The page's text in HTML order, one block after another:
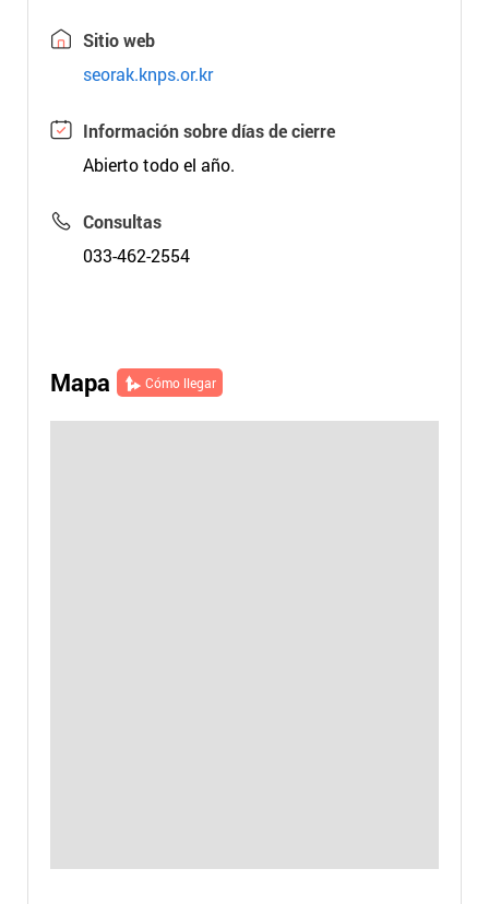
Sitio web
seorak.knps.or.kr
Información sobre días de cierre
Abierto todo el año.
Consultas
033-462-2554
Mapa Cómo llegar